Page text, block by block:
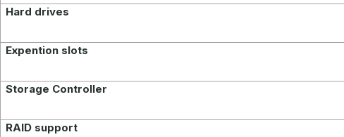
Hard drives
Expention slots
Storage Controller
RAID support